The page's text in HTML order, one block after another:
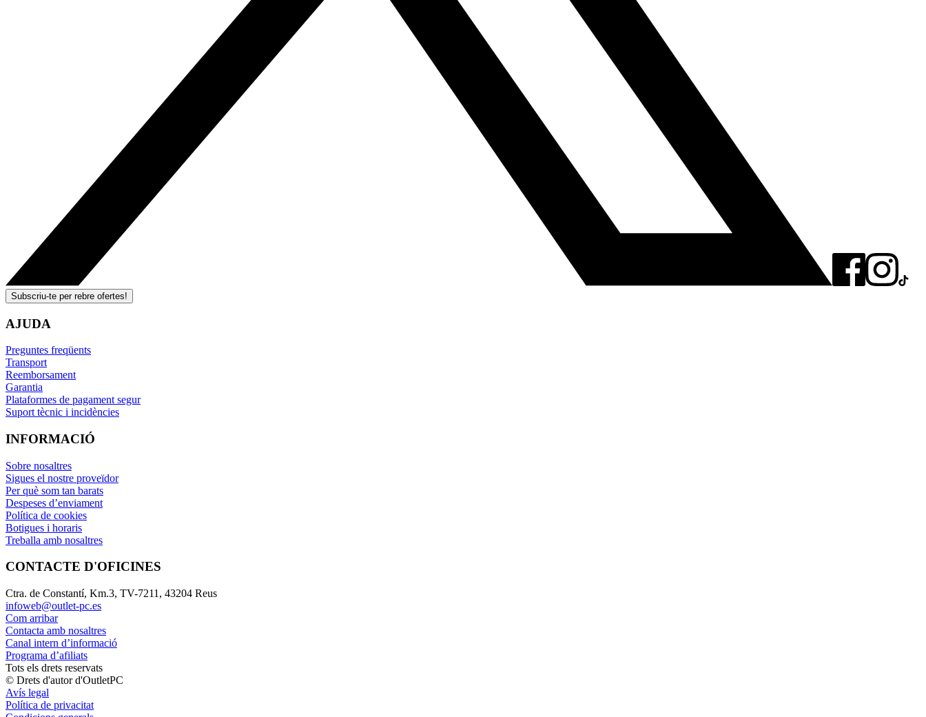
Subscriu-te per rebre ofertes!
AJUDA
Preguntes freqüents
Transport
Reemborsament
Garantia
Plataformes de pagament segur
Suport tècnic i incidències
INFORMACIÓ
Sobre nosaltres
Sigues el nostre proveïdor
Per què som tan barats
Despeses d’enviament
Política de cookies
Botigues i horaris
Treballa amb nosaltres
CONTACTE D'OFICINES
Ctra. de Constantí, Km.3, TV-7211, 43204 Reus
infoweb@outlet-pc.es
Com arribar
Contacta amb nosaltres
Canal intern d’informació
Programa d’afiliats
Tots els drets reservats
© Drets d'autor d'OutletPC
Avís legal
Política de privacitat